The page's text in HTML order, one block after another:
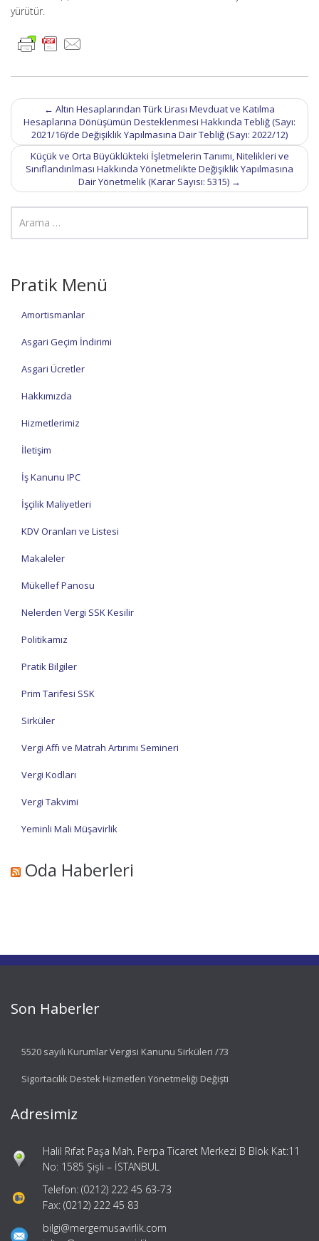
yürütür.
Post
navigation
← Altın Hesaplarından Türk Lirası Mevduat ve Katılma
Hesaplarına Dönüşümün Desteklenmesi Hakkında Tebliğ (Sayı:
2021/16)’de Değişiklik Yapılmasına Dair Tebliğ (Sayı: 2022/12)
Küçük ve Orta Büyüklükteki İşletmelerin Tanımı, Nitelikleri ve
Sınıflandırılması Hakkında Yönetmelikte Değişiklik Yapılmasına
Dair Yönetmelik (Karar Sayısı: 5315) →
Pratik Menü
Amortismanlar
Asgari Geçim İndirimi
Asgari Ücretler
Hakkımızda
Hizmetlerimiz
İletişim
İş Kanunu IPC
İşçilik Maliyetleri
KDV Oranları ve Listesi
Makaleler
Mükellef Panosu
Nelerden Vergi SSK Kesilir
Politikamız
Pratik Bilgiler
Prim Tarifesi SSK
Sirküler
Vergi Affı ve Matrah Artırımı Semineri
Vergi Kodları
Vergi Takvimi
Yeminli Mali Müşavirlik
Oda Haberleri
Son Haberler
5520 sayılı Kurumlar Vergisi Kanunu Sirküleri /73
Sigortacılık Destek Hizmetleri Yönetmeliği Değişti
Adresimiz
Halil Rıfat Paşa Mah. Perpa Ticaret Merkezi B Blok Kat:11
No: 1585 Şişli – İSTANBUL
Telefon: (0212) 222 45 63-73
Fax: (0212) 222 45 83
bilgi@mergemusavirlik.com